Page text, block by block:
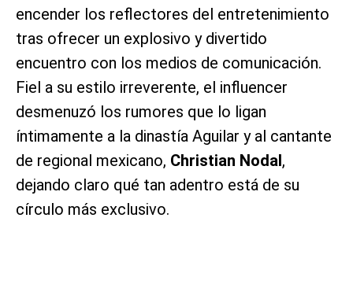
encender los reflectores del entretenimiento
tras ofrecer un explosivo y divertido
encuentro con los medios de comunicación.
Fiel a su estilo irreverente, el influencer
desmenuzó los rumores que lo ligan
íntimamente a la dinastía Aguilar y al cantante
de regional mexicano, Christian Nodal,
dejando claro qué tan adentro está de su
círculo más exclusivo.